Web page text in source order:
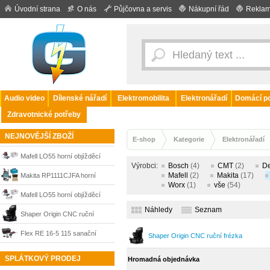
Úvodní strana O nás Půjčovna a servis Nákupní řád
Audio video Dílenské nářadí Elektromobilita Elektronářadí
Domácí
Zdravotnické potřeby
NEJNOVĚJŠÍ ZBOŽÍ
Mafell LO55 horní objížděcí
frézka 91A901 + kufr MAX3
Makita RP1111CJFA horní
frézka + 12-dílná sada fréz
Makita
Mafell LO55 horní objížděcí
frézka 91A901 sada frézek +
kufr MAX3
Shaper Origin CNC ruční
frézka
Flex RE 16-5 115 sanační
frézka, sada frézovací hlava
SPLÁTKOVÝ PRODEJ
E-shop Kategorie Elektronářadí
Výrobci: Bosch (4) CMT (2)
Mafell
(2) Makita (17)
Worx (1) vše (54)
Náhledy Seznam
Shaper Origin CNC ruční frézka
Hromadná objednávka